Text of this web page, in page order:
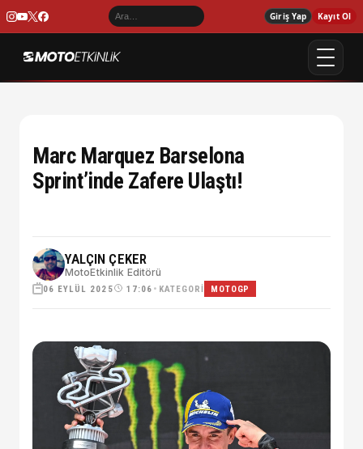
Giriş Yap Kayıt Ol
Marc Marquez Barselona
Sprint’inde Zafere Ulaştı!
YALÇIN ÇEKER
MotoEtkinlik Editörü
06 EYLÜL 2025 17:06 • KATEGORI MOTOGP